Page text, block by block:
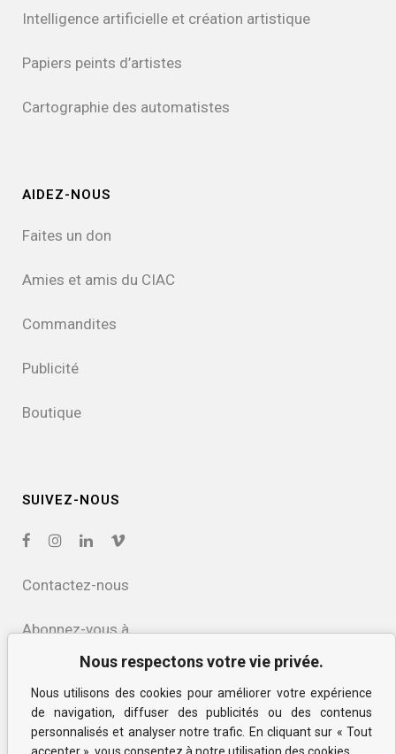
Nous respectons votre vie privée.
Nous utilisons des cookies pour améliorer votre expérience
de navigation, diffuser des publicités ou des contenus
personnalisés et analyser notre trafic. En cliquant sur « Tout
Intelligence artificielle et création artistique
Papiers peints d’artistes
Cartographie des automatistes
AIDEZ-NOUS
Faites un don
Amies et amis du CIAC
Commandites
Publicité
Boutique
SUIVEZ-NOUS
Contactez-nous
Abonnez-vous à
Politique de confidentialité
et des cookies